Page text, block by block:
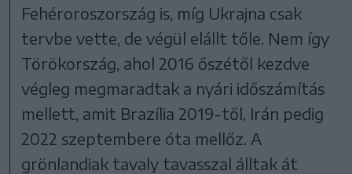
Fehéroroszország is, míg Ukrajna csak
tervbe vette, de végül elállt tőle. Nem így
Törökország, ahol 2016 őszétől kezdve
végleg megmaradtak a nyári időszámítás
mellett, amit Brazília 2019-től, Irán pedig
2022 szeptembere óta mellőz. A
grönlandiak tavaly tavasszal álltak át